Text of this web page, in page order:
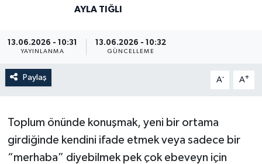
AYLA TIĞLI
13.06.2026 - 10:31
YAYINLANMA
13.06.2026 - 10:32
GÜNCELLEME
Paylaş A- A+
Toplum önünde konuşmak, yeni bir ortama
girdiğinde kendini ifade etmek veya sadece bir
“merhaba” diyebilmek pek çok ebeveyn için